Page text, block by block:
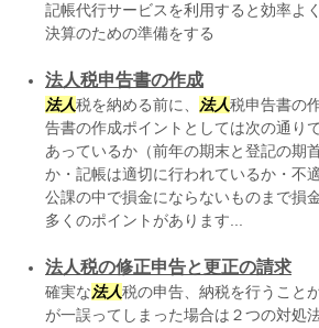
記帳代行サービスを利用すると効率よ
決算のための準備をする
法人税申告書の作成
法人税を納める前に、 法人税申告書の
告書の作成ポイントとしては次の通り
あっているか（前年の期末と登記の期
か・記帳は適切に行われているか・不
公課の中で損金にならないものまで損
多くのポイントがあります...
法人税の修正申告と更正の請求
確実な法人税の申告、納税を行うこと
が一誤ってしまった場合は２つの対処